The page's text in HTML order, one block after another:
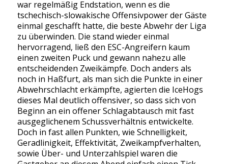
war regelmäßig Endstation, wenn es die
tschechisch-slowakische Offensivpower der Gäste
einmal geschafft hatte, die beste Abwehr der Liga
zu überwinden. Die stand wieder einmal
hervorragend, ließ den ESC-Angreifern kaum
einen zweiten Puck und gewann nahezu alle
entscheidenden Zweikämpfe. Doch anders als
noch in Haßfurt, als man sich die Punkte in einer
Abwehrschlacht erkämpfte, agierten die IceHogs
dieses Mal deutlich offensiver, so dass sich von
Beginn an ein offener Schlagabtausch mit fast
ausgeglichenem Schussverhältnis entwickelte.
Doch in fast allen Punkten, wie Schnelligkeit,
Geradlinigkeit, Effektivität, Zweikampfverhalten,
sowie Über- und Unterzahlspiel waren die